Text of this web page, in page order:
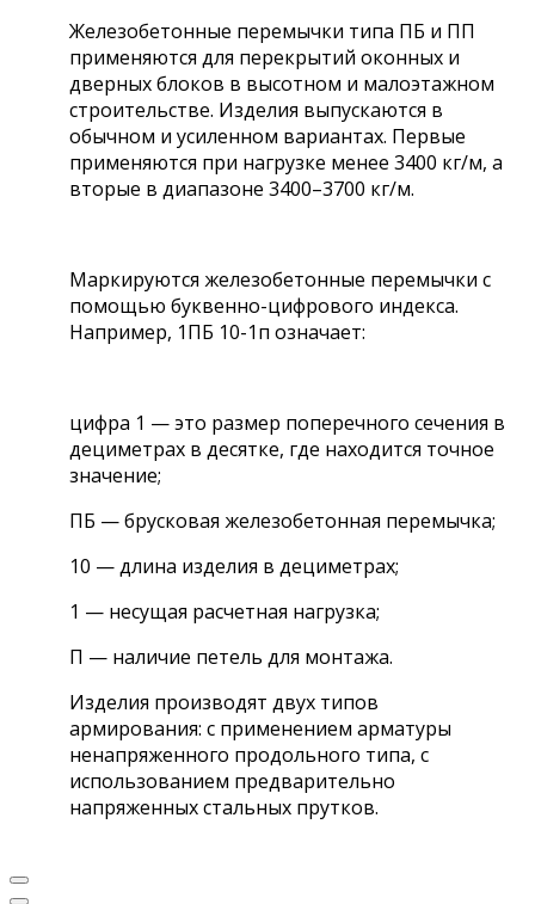
Железобетонные перемычки типа ПБ и ПП
применяются для перекрытий оконных и
дверных блоков в высотном и малоэтажном
строительстве. Изделия выпускаются в
обычном и усиленном вариантах. Первые
применяются при нагрузке менее 3400 кг/м, а
вторые в диапазоне 3400–3700 кг/м.
Маркируются железобетонные перемычки с
помощью буквенно-цифрового индекса.
Например, 1ПБ 10-1п означает:
цифра 1 — это размер поперечного сечения в
дециметрах в десятке, где находится точное
значение;
ПБ — брусковая железобетонная перемычка;
10 — длина изделия в дециметрах;
1 — несущая расчетная нагрузка;
П — наличие петель для монтажа.
Изделия производят двух типов
армирования: с применением арматуры
ненапряженного продольного типа, с
использованием предварительно
напряженных стальных прутков.